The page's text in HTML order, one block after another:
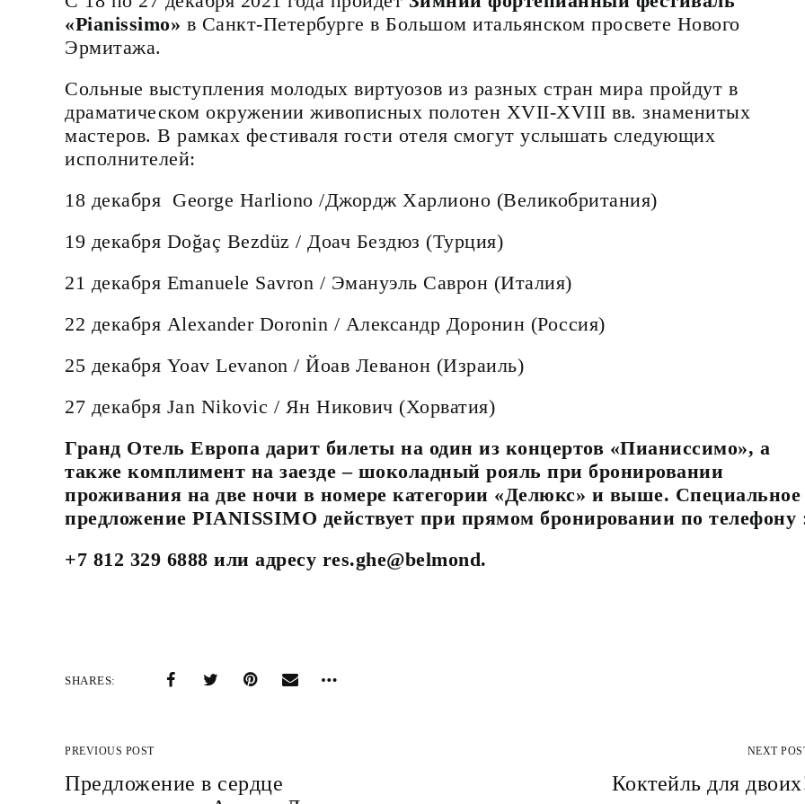
«Pianissimo» в Санкт-Петербурге в Большом итальянском просвете Нового
Эрмитажа.
Сольные выступления молодых виртуозов из разных стран мира пройдут в
драматическом окружении живописных полотен XVII-XVIII вв. знаменитых
мастеров. В рамках фестиваля гости отеля смогут услышать следующих
исполнителей:
18 декабря George Harliono /Джордж Харлионо (Великобритания)
19 декабря Doğaç Bezdüz / Доач Бездюз (Турция)
21 декабря Emanuele Savron / Эмануэль Саврон (Италия)
22 декабря Alexander Doronin / Александр Доронин (Россия)
25 декабря Yoav Levanon / Йоав Леванон (Израиль)
27 декабря Jan Nikovic / Ян Никович (Хорватия)
Гранд Отель Европа дарит билеты на один из концертов «Пианиссимо», а
также комплимент на заезде – шоколадный рояль при бронировании
проживания на две ночи в номере категории «Делюкс» и выше. Специальное
предложение PIANISSIMO действует при прямом бронировании по телефону
+7 812 329 6888 или адресу res.ghe@belmond.
SHARES
PREVIOUS POST
Предложение в сердце
NEXT
Коктейль для